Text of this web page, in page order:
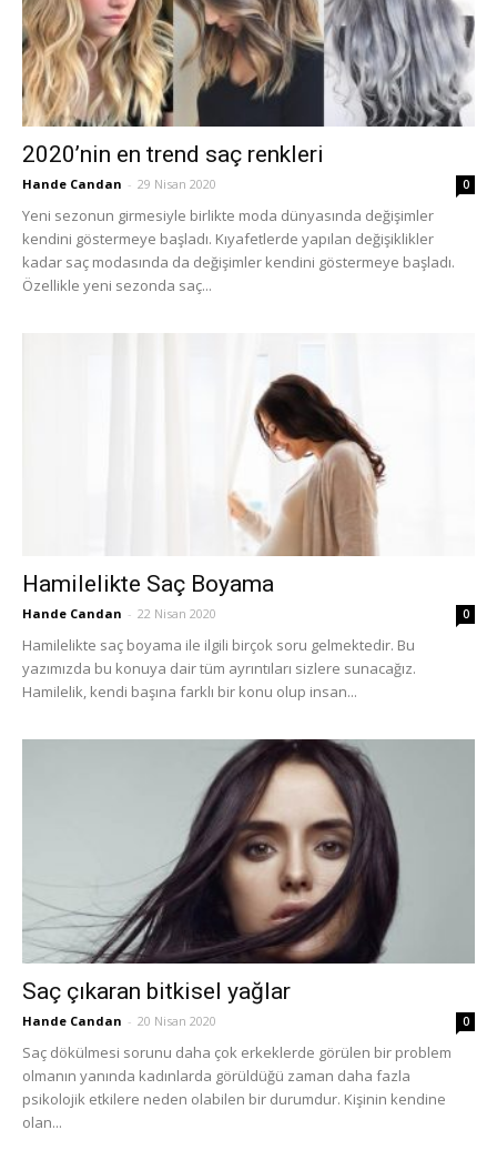
2020’nin en trend saç renkleri
Hande Candan - 29 Nisan 2020 0
Yeni sezonun girmesiyle birlikte moda dünyasında değişimler
kendini göstermeye başladı. Kıyafetlerde yapılan değişiklikler
kadar saç modasında da değişimler kendini göstermeye başladı.
Özellikle yeni sezonda saç...
Hamilelikte Saç Boyama
Hande Candan - 22 Nisan 2020 0
Hamilelikte saç boyama ile ilgili birçok soru gelmektedir. Bu
yazımızda bu konuya dair tüm ayrıntıları sizlere sunacağız.
Hamilelik, kendi başına farklı bir konu olup insan...
Saç çıkaran bitkisel yağlar
Hande Candan - 20 Nisan 2020 0
Saç dökülmesi sorunu daha çok erkeklerde görülen bir problem
olmanın yanında kadınlarda görüldüğü zaman daha fazla
psikolojik etkilere neden olabilen bir durumdur. Kişinin kendine
olan...